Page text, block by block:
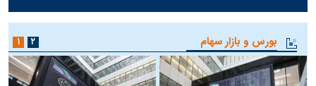
بورس و بازار سهام ۱ ۲